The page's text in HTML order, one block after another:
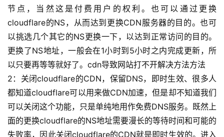
节点，当然这是付费用户的权利。也可以通过更换
cloudflare的NS，从而达到更换CDN服务器的目的。也可
以挑选几个其它的NS更换一下，以达到正常访问的目的。
更换了NS地址，一般会在1小时到5小时之内完成更新，所
以只要再等等就好了。cdn导致网站打不开解决方法方法
2：关闭cloudflare的CDN，保留DNS，即时生效、很多人
都知道cloudflare可以用来做CDN加速，但是却不知道我们
可以关闭这个功能，只是单纯地用作免费DNS服务。既然上
面的更换cloudflare的NS地址需要漫长的等待时间和可能的
失败率，因此关闭cloudflare的CDN就是即时生效的。进入